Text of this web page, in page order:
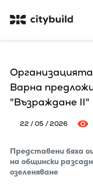
Варна
"Възраждане II"
22 / 05 / 2026
Представени бяха
на общински
озеленяване